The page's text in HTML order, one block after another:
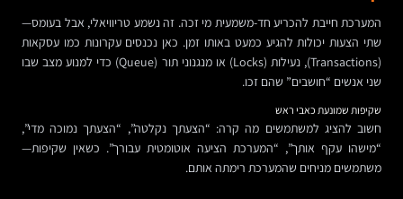
המערכת חייבת להכריע חד-משמעית מי זכה. זה נשמע טריוויאלי, אבל בעומס—
שתי הצעות יכולות להגיע כמעט באותו זמן. כאן נכנסים עקרונות כמו עסקאות
(Transactions), נעילות (Locks) או מנגנוני תור (Queue) כדי למנוע מצב שבו
שני אנשים “חושבים” שהם זכו.
שקיפות שמונעת כאבי ראש
חשוב להציג למשתמשים מה קרה: “הצעתך נקלטה”, “הצעתך נמוכה מדי”,
“מישהו עקף אותך”, “המערכת הציעה אוטומטית עבורך”. כשאין שקיפות—
משתמשים מניחים שהמערכת רימתה אותם.